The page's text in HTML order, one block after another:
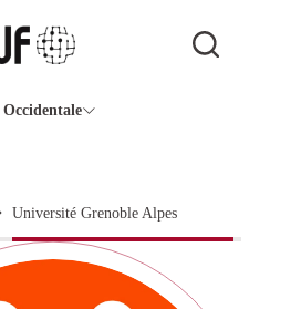
Université Grenoble Alpes